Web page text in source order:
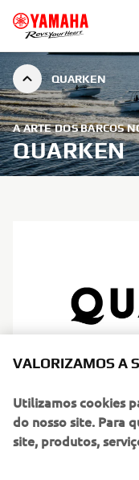
QUARKEN
A ARTE DOS BARCOS
QUARKEN
A Quarken fabrica
do nosso site. Para
site, produtos,